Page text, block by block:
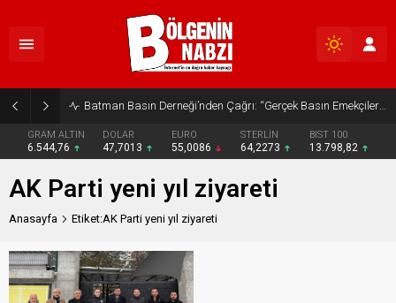
Batman Basın Derneği’nden Çağrı: “Gerçek Basın Emekçileri Desteklenmeli”
GRAM ALTIN
6.544,76
DOLAR
47,7013
EURO
55,0086
STERLİN
64,2273
BIST 100
13.798,82
AK Parti yeni yıl ziyareti
Anasayfa Etiket:AK Parti yeni yıl ziyareti